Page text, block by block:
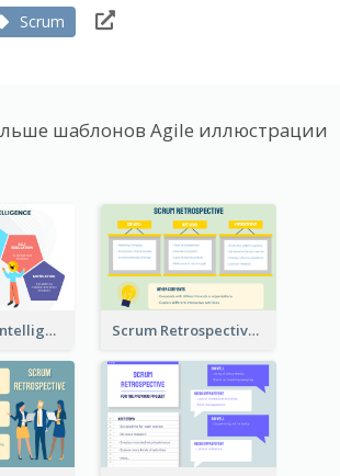
Scrum
шаблонов Agile иллюстрации
5 Emotional Intelligence Illustration Scrum Retrospective Meeting Questions